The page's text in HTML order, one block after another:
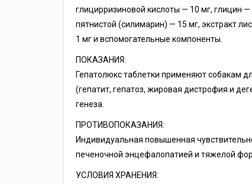
глицирризи­новой кислоты — 10 мг, глицин
пятнистой (силимарин) — 15 мг, экстракт
1 мг и вспомогательные компоненты.
ПОКАЗАНИЯ:
Гепатолюкс таблетки применяют собакам
(гепатит, гепатоз, жировая дистрофия и
генеза.
ПРОТИВОПОКАЗАНИЯ:
Индивидуальная повышенная
печеночной энцефалопатией и тяжелой
УСЛОВИЯ ХРАНЕНИЯ: